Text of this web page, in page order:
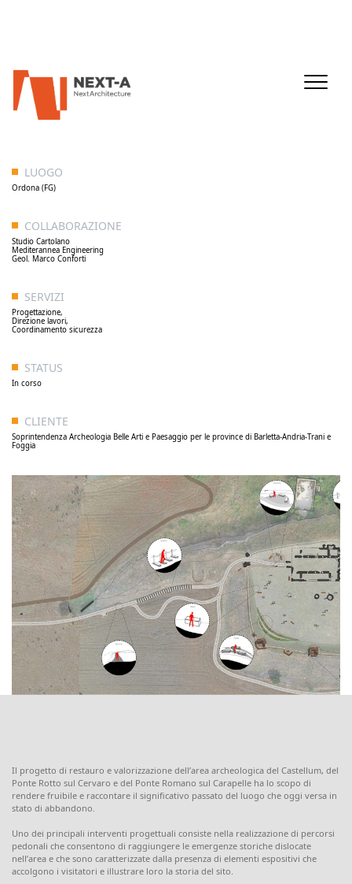
LUOGO
Ordona (FG)
COLLABORAZIONE
Studio Cartolano
Mediterannea Engineering
Geol. Marco Conforti
SERVIZI
Progettazione,
Direzione lavori,
Coordinamento sicurezza
STATUS
In corso
CLIENTE
Soprintendenza Archeologia Belle Arti e Paesaggio per le province di Barletta-Andria-Trani e
Foggia
Il progetto di restauro e valorizzazione dell’area archeologica del Castellum, del
Ponte Rotto sul Cervaro e del Ponte Romano sul Carapelle ha lo scopo di
rendere fruibile e raccontare il significativo passato del luogo che oggi versa in
stato di abbandono.
Uno dei principali interventi progettuali consiste nella realizzazione di percorsi
pedonali che consentono di raggiungere le emergenze storiche dislocate
nell’area e che sono caratterizzate dalla presenza di elementi espositivi che
accolgono i visitatori e illustrare loro la storia del sito.